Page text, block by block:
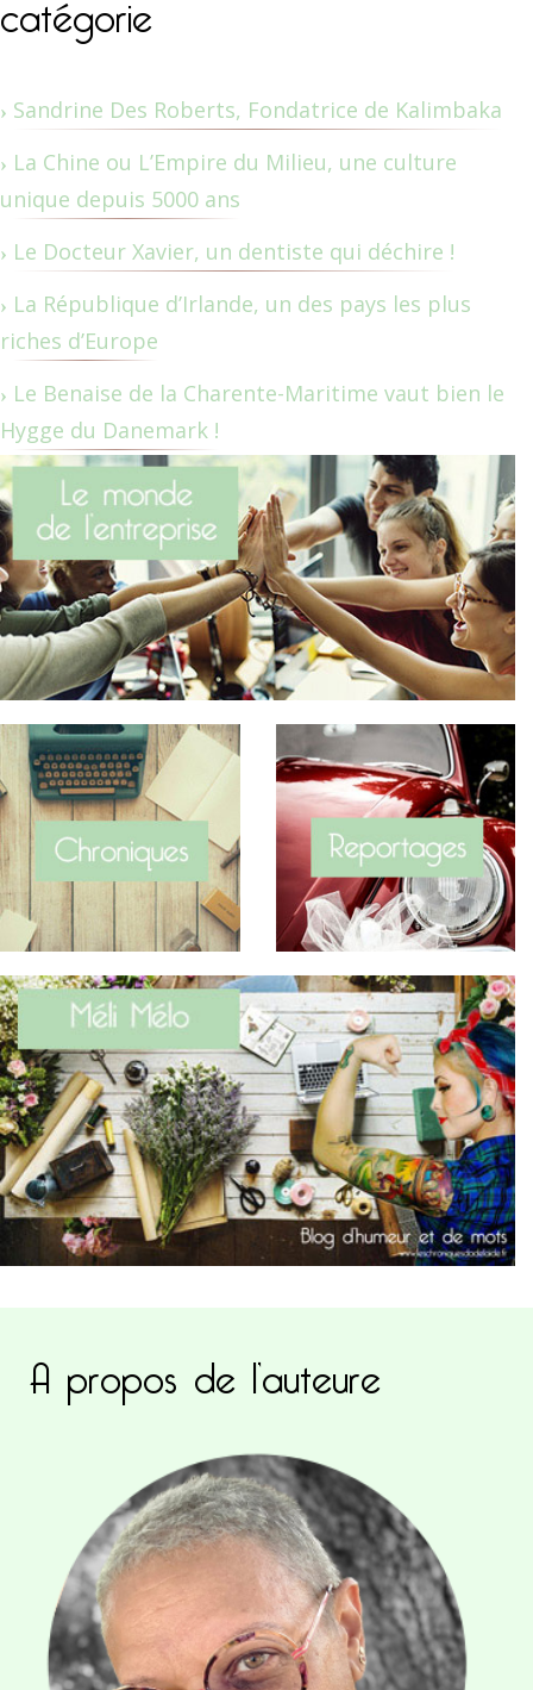
Sandrine Des Roberts, Fondatrice de Kalimbaka
La Chine ou L’Empire du Milieu, une culture
unique depuis 5000 ans
Le Docteur Xavier, un dentiste qui déchire !
La République d’Irlande, un des pays les plus
riches d’Europe
Le Benaise de la Charente-Maritime vaut bien le
Hygge du Danemark !
A propos de l’auteure